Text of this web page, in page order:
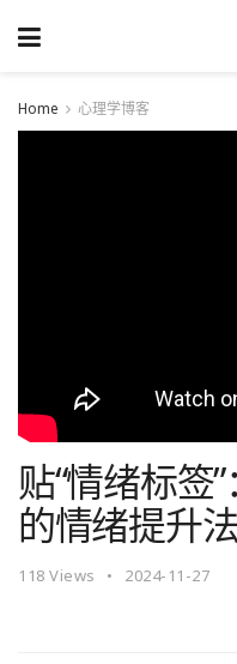
Home 心理学博客
贴“情绪标签
的情绪提升法
118 Views 2024-11-27